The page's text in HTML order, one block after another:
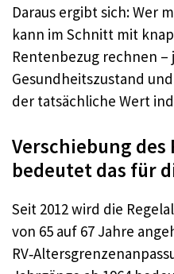
Daraus ergibt sich: Wer
kann im Schnitt mit
Rentenbezug rechnen –
Gesundheitszustand
der tatsächliche Wert
Verschiebung
bedeutet das für
Seit 2012 wird die
von 65 auf 67 Jahre